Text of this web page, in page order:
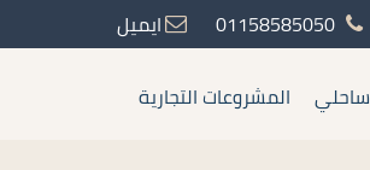
01158585050
ايميل
ساحلي المشروعات التجارية